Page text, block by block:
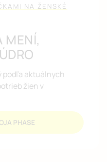
NA ŽENSKÉ
MENÍ,
podľa aktuálnych
žien v
PHASE